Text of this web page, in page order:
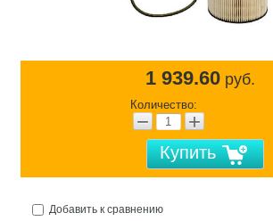
1 939.60руб.
Количество:
− +
Купить
Добавить к сравнению